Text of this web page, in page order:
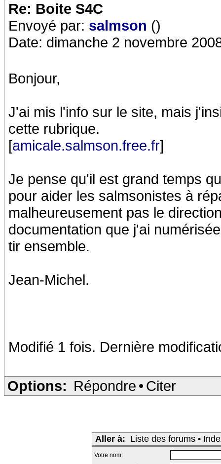
Re: Boite S4C
Envoyé par: salmson ()
Date: dimanche 2 novembre
Bonjour,
J'ai mis l'info sur le site, mais
cette rubrique.
[amicale.salmson.free.fr]
Je pense qu'il est grand temps
pour aider les salmsonistes à
malheureusement pas le
documentation que j'ai
tir ensemble.
Jean-Michel.
Modifié 1 fois. Dernière
Options: Répondre • Citer
Aller à: Liste des forums •
Votre nom: